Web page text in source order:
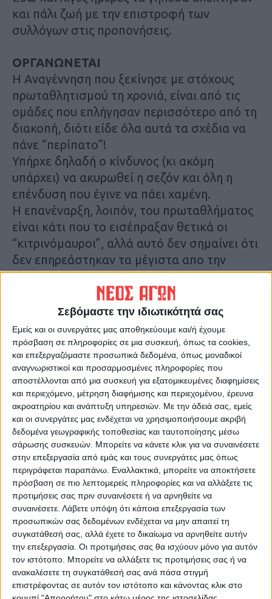
Σεβόμαστε την ιδιωτικότητά σας
Εμείς και οι συνεργάτες μας αποθηκεύουμε και/ή έχουμε
πρόσβαση σε πληροφορίες σε μια συσκευή, όπως τα cookies,
και επεξεργαζόμαστε προσωπικά δεδομένα, όπως μοναδικοί
αναγνωριστικοί και προσαρμοσμένες πληροφορίες που
αποστέλλονται από μια συσκευή για εξατομικευμένες διαφημίσεις
και περιεχόμενο, μέτρηση διαφήμισης και περιεχομένου, έρευνα
ακροατηρίου και ανάπτυξη υπηρεσιών. Με την άδειά σας, εμείς
και οι συνεργάτες μας ενδέχεται να χρησιμοποιήσουμε ακριβή
δεδομένα γεωγραφικής τοποθεσίας και ταυτοποίησης μέσω
σάρωσης συσκευών. Μπορείτε να κάνετε κλικ για να συναινέσετε
στην επεξεργασία από εμάς και τους συνεργάτες μας όπως
περιγράφεται παραπάνω. Εναλλακτικά, μπορείτε να αποκτήσετε
πρόσβαση σε πιο λεπτομερείς πληροφορίες και να αλλάξετε τις
προτιμήσεις σας πριν συναινέσετε ή να αρνηθείτε να
συναινέσετε. Λάβετε υπόψη ότι κάποια επεξεργασία των
προσωπικών σας δεδομένων ενδέχεται να μην απαιτεί τη
συγκατάθεσή σας, αλλά έχετε το δικαίωμα να αρνηθείτε αυτήν
την επεξεργασία. Οι προτιμήσεις σας θα ισχύουν μόνο για αυτόν
τον ιστότοπο. Μπορείτε να αλλάξετε τις προτιμήσεις σας ή να
ανακαλέσετε τη συγκατάθεσή σας ανά πάσα στιγμή
επιστρέφοντας σε αυτόν τον ιστότοπο και κάνοντας κλικ στο
και πάλι ζωή με την επιστροφή των
συλλόγων στις προπονήσεις.
ΟΡΓΑΝΩΝΕΤΑΙ
Η Αναγέννηση που ξεκίνησε με στόχους
πρωταθλητισμού τη χρονιά, είναι από τις
ομάδες που επλήγησαν περισσότερο από τη
διακοπή, διότι είδε όλα αυτά τα σχέδια να
πάνε “περίπατο”!
Υπήρχε δηλαδή ο κίνδυνος (κι ακόμη
υπάρχει) να ακυρωθεί η σεζόν και όλη η
επένδυση που έγινε να πάει χαμένη.
Η επανέναρξη, λοιπόν, του πρωταθλήματος
είναι κάτι που το εισέπραξαν θετικά οι
“κιτρινόμαυροι”, αλλά αυτό δεν σημαίνει ότι
δεν επηρεάστηκαν τα μέγιστα απο την
αναστολή της αθλητικής δραστηριότητας.
Θα πρέπει να αρχίσουν από την αρχή να
οργανώνονται καθώς έχουν μεσολαβήσει
και γεγονότα που δημιουργούν επιπλέον
εκκρεμότητες ενόψει της επιστροφής στη
δράση.
Ο ΠΡΟΠΟΝΗΤΗΣ
Το σπουδαιότερο είναι η αντικατάσταση
του Μιχάλη Ζιώγα ο οποίος, ως γνωστόν,
αποτελεί παρελθόν για την ομάδα καθώς
λύθηκε η συνεργασία πριν μία εβδομάδα.
Όπως είναι επίσης γνωστό υπήρξε επαφή
(κι ακόμη υπάρχει) με τον Περικλή
Αμανατίδη, αλλά τα πράγματα δεν είναι
εύκολα καθώς ο τελευταίος έχει κάποια
ζητήματα με την πρώην ομάδα του και δεν
μπορεί μάλλον ν’ αναλάβει αυτή τη στιγμή
την τεχνική ηγεσία.